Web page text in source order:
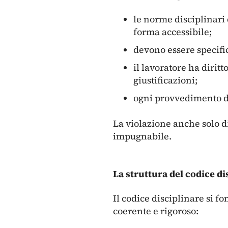
le norme disciplinari
forma accessibile;
devono essere
il lavoratore ha
giustificazioni;
ogni provvedimento
La violazione anche solo
impugnabile.
La struttura del codice
Il codice disciplinare si
coerente e rigoroso: